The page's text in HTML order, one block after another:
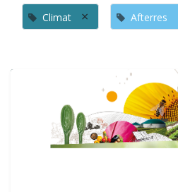
Climat × Afterres